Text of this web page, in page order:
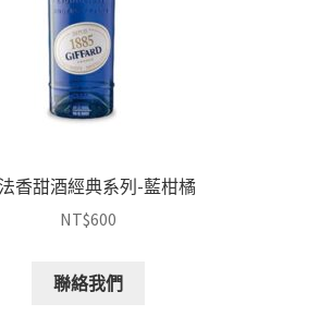
香甜酒經典系列-藍柑橘
NT$600
聯絡我們